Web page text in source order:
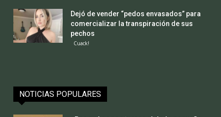
Dejó de vender “pedos envasados” para
comercializar la transpiración de sus
pechos
Cuack!
NOTICIAS POPULARES